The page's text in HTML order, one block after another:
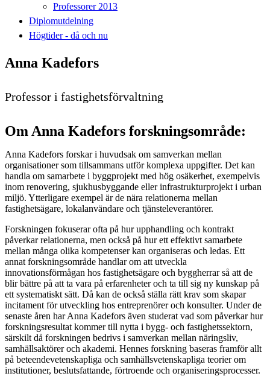
Professorer 2013
Diplomutdelning
Högtider - då och nu
Anna Kadefors
Professor i fastighetsförvaltning
Om Anna Kadefors forskningsområde:
Anna Kadefors forskar i huvudsak om samverkan mellan
organisationer som tillsammans utför komplexa uppgifter. Det kan
handla om samarbete i byggprojekt med hög osäkerhet, exempelvis
inom renovering, sjukhusbyggande eller infrastrukturprojekt i urban
miljö. Ytterligare exempel är de nära relationerna mellan
fastighetsägare, lokalanvändare och tjänsteleverantörer.
Forskningen fokuserar ofta på hur upphandling och kontrakt
påverkar relationerna, men också på hur ett effektivt samarbete
mellan många olika kompetenser kan organiseras och ledas. Ett
annat forskningsområde handlar om att utveckla
innovationsförmågan hos fastighetsägare och byggherrar så att de
blir bättre på att ta vara på erfarenheter och ta till sig ny kunskap på
ett systematiskt sätt. Då kan de också ställa rätt krav som skapar
incitament för utveckling hos entreprenörer och konsulter. Under de
senaste åren har Anna Kadefors även studerat vad som påverkar hur
forskningsresultat kommer till nytta i bygg- och fastighetssektorn,
särskilt då forskningen bedrivs i samverkan mellan näringsliv,
samhällsaktörer och akademi. Hennes forskning baseras framför allt
på beteendevetenskapliga och samhällsvetenskapliga teorier om
institutioner, beslutsfattande, förtroende och organiseringsprocesser.